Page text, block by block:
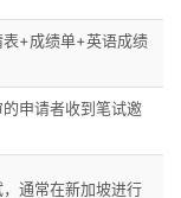
+成绩单+英语成绩
申请者收到笔试邀
通常在新加坡进行